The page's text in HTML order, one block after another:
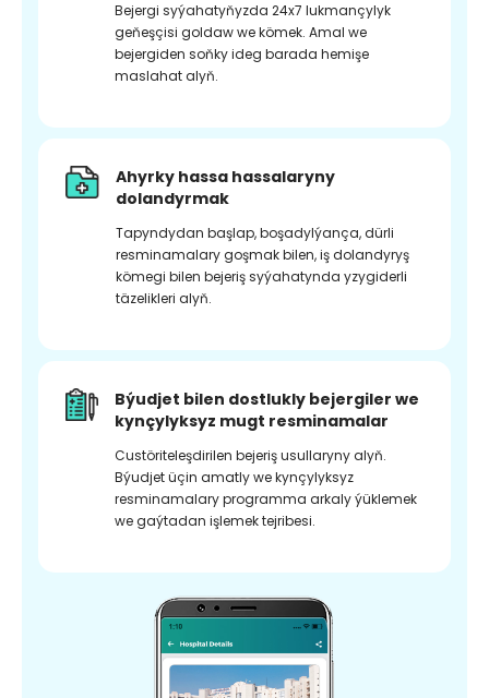
Bejergi syýahatyňyzda 24x7 lukmançylyk
geňeşçisi goldaw we kömek. Amal we
bejergiden soňky ideg barada hemişe
maslahat alyň.
Ahyrky hassa hassalaryny
dolandyrmak
Tapyndydan başlap, boşadylýança, dürli
resminamalary goşmak bilen, iş dolandyryş
kömegi bilen bejeriş syýahatynda yzygiderli
täzelikleri alyň.
Býudjet bilen dostlukly bejergiler we
kynçylyksyz mugt resminamalar
Custöriteleşdirilen bejeriş usullaryny alyň.
Býudjet üçin amatly we kynçylyksyz
resminamalary programma arkaly ýüklemek
we gaýtadan işlemek tejribesi.